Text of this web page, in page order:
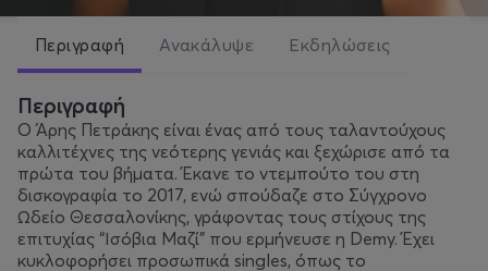
Περιγραφή Ανακάλυψε Εκδηλώσεις
Περιγραφή
Ο Άρης Πετράκης είναι ένας από τους ταλαντούχους
καλλιτέχνες της νεότερης γενιάς και ξεχώρισε από τα
πρώτα του βήματα. Έκανε το ντεμπούτο του στη
δισκογραφία το 2017, ενώ σπούδαζε στο Σύγχρονο
Ωδείο Θεσσαλονίκης, γράφοντας τους στίχους της
επιτυχίας “Ισόβια Μαζί” που ερμήνευσε η Demy. Έχει
κυκλοφορήσει προσωπικά singles, όπως το